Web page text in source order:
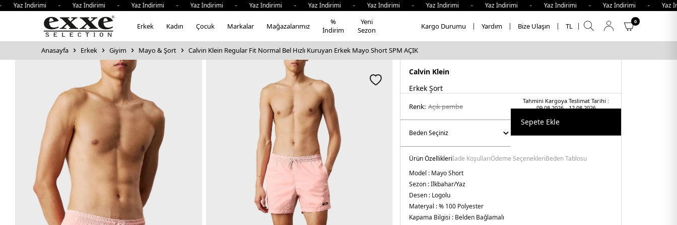
- Yaz İndirimi - Yaz İndirimi - Yaz İndirimi - Yaz İndirimi - Yaz İndirimi - Yaz İndirimi - Yaz İndirimi - Yaz İndirimi - Yaz İndirimi - Yaz İndirimi -
Erkek Kadın Çocuk Markalar Mağazalarımız
%
İndirim
Yeni
Sezon
Kargo Durumu Yardım Bize Ulaşın TL
0
Anasayfa Erkek Giyim Mayo & Şort Calvin Klein Regular Fit Normal Bel Hızlı Kuruyan Erkek Mayo Short SPM AÇIK
Calvin Klein
Erkek Şort
Tahmini Kargoya Teslimat Tarihi :
09.08.2026 - 12.08.2026
Renk: açik pembe
Sepete Ekle
Ürün Özellikleriİade KoşullarıÖdeme SeçenekleriBeden Tablosu
Model : Mayo Short
Sezon :İlkbahar/Yaz
Desen : Logolu
Materyal :% 100 Polyester
Kapama Bilgisi : Belden Bağlamalı